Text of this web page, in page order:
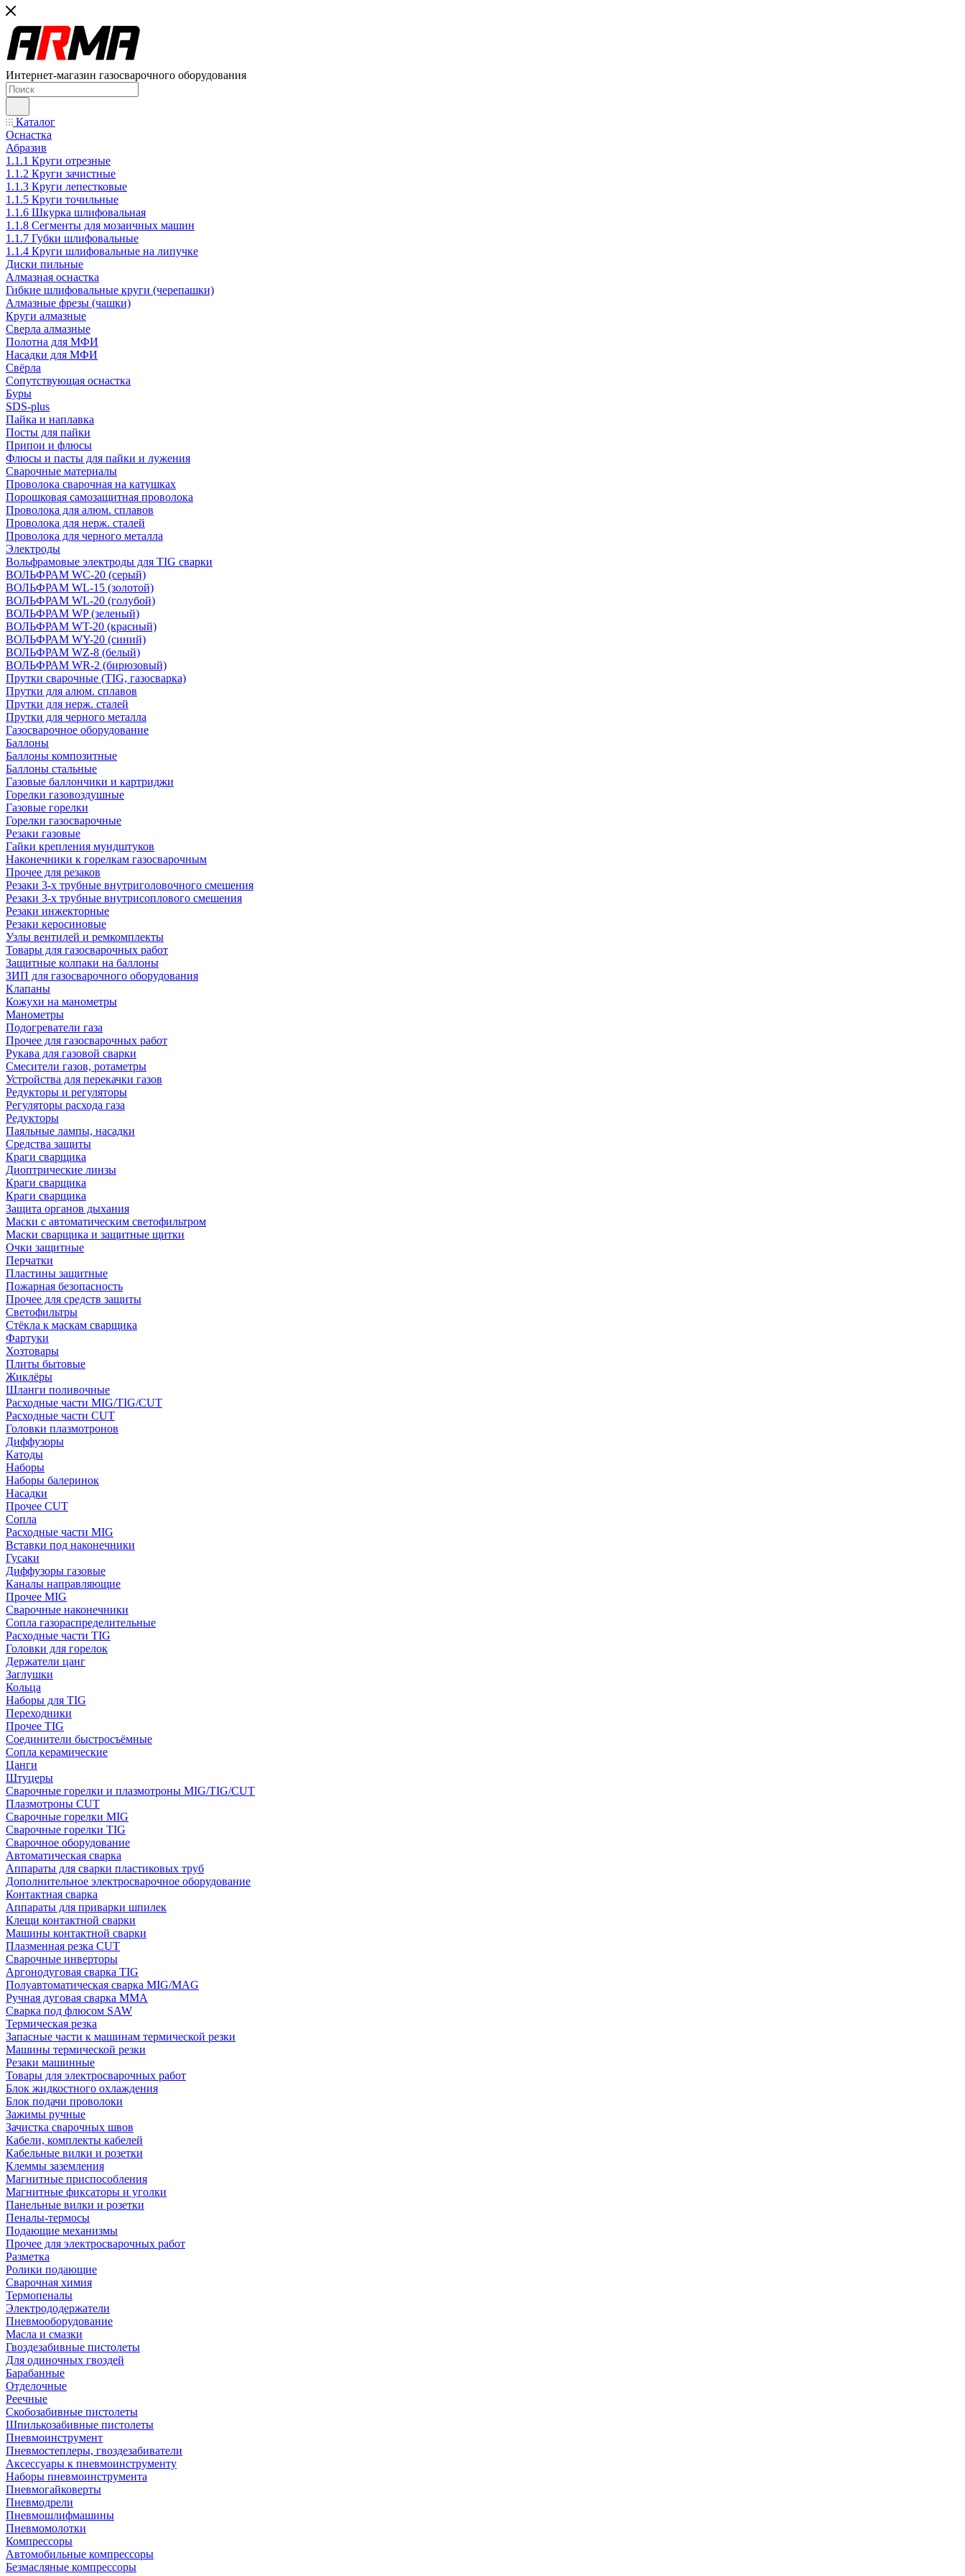
Интернет-магазин газосварочного оборудования
Каталог
Оснастка
Абразив
1.1.1 Круги отрезные
1.1.2 Круги зачистные
1.1.3 Круги лепестковые
1.1.5 Круги точильные
1.1.6 Шкурка шлифовальная
1.1.8 Сегменты для мозаичных машин
1.1.7 Губки шлифовальные
1.1.4 Круги шлифовальные на липучке
Диски пильные
Алмазная оснастка
Гибкие шлифовальные круги (черепашки)
Алмазные фрезы (чашки)
Круги алмазные
Сверла алмазные
Полотна для МФИ
Насадки для МФИ
Свёрла
Сопутствующая оснастка
Буры
SDS-plus
Пайка и наплавка
Посты для пайки
Припои и флюсы
Флюсы и пасты для пайки и лужения
Сварочные материалы
Проволока сварочная на катушках
Порошковая самозащитная проволока
Проволока для алюм. сплавов
Проволока для нерж. сталей
Проволока для черного металла
Электроды
Вольфрамовые электроды для TIG сварки
ВОЛЬФРАМ WC-20 (серый)
ВОЛЬФРАМ WL-15 (золотой)
ВОЛЬФРАМ WL-20 (голубой)
ВОЛЬФРАМ WP (зеленый)
ВОЛЬФРАМ WT-20 (красный)
ВОЛЬФРАМ WY-20 (синий)
ВОЛЬФРАМ WZ-8 (белый)
ВОЛЬФРАМ WR-2 (бирюзовый)
Прутки сварочные (TIG, газосварка)
Прутки для алюм. сплавов
Прутки для нерж. сталей
Прутки для черного металла
Газосварочное оборудование
Баллоны
Баллоны композитные
Баллоны стальные
Газовые баллончики и картриджи
Горелки газовоздушные
Газовые горелки
Горелки газосварочные
Резаки газовые
Гайки крепления мундштуков
Наконечники к горелкам газосварочным
Прочее для резаков
Резаки 3-х трубные внутриголовочного смешения
Резаки 3-х трубные внутрисоплового смешения
Резаки инжекторные
Резаки керосиновые
Узлы вентилей и ремкомплекты
Товары для газосварочных работ
Защитные колпаки на баллоны
ЗИП для газосварочного оборудования
Клапаны
Кожухи на манометры
Манометры
Подогреватели газа
Прочее для газосварочных работ
Рукава для газовой сварки
Смесители газов, ротаметры
Устройства для перекачки газов
Редукторы и регуляторы
Регуляторы расхода газа
Редукторы
Паяльные лампы, насадки
Средства защиты
Краги сварщика
Диоптрические линзы
Краги сварщика
Краги сварщика
Защита органов дыхания
Маски с автоматическим светофильтром
Маски сварщика и защитные щитки
Очки защитные
Перчатки
Пластины защитные
Пожарная безопасность
Прочее для средств защиты
Светофильтры
Стёкла к маскам сварщика
Фартуки
Хозтовары
Плиты бытовые
Жиклёры
Шланги поливочные
Расходные части MIG/TIG/CUT
Расходные части CUT
Головки плазмотронов
Диффузоры
Катоды
Наборы
Наборы балеринок
Насадки
Прочее CUT
Сопла
Расходные части MIG
Вставки под наконечники
Гусаки
Диффузоры газовые
Каналы направляющие
Прочее MIG
Сварочные наконечники
Сопла газораспределительные
Расходные части TIG
Головки для горелок
Держатели цанг
Заглушки
Кольца
Наборы для TIG
Переходники
Прочее TIG
Соединители быстросъёмные
Сопла керамические
Цанги
Штуцеры
Сварочные горелки и плазмотроны MIG/TIG/CUT
Плазмотроны CUT
Сварочные горелки MIG
Сварочные горелки TIG
Сварочное оборудование
Автоматическая сварка
Аппараты для сварки пластиковых труб
Дополнительное электросварочное оборудование
Контактная сварка
Аппараты для приварки шпилек
Клещи контактной сварки
Машины контактной сварки
Плазменная резка CUT
Сварочные инверторы
Аргонодуговая сварка TIG
Полуавтоматическая сварка MIG/MAG
Ручная дуговая сварка MMA
Сварка под флюсом SAW
Термическая резка
Запасные части к машинам термической резки
Машины термической резки
Резаки машинные
Товары для электросварочных работ
Блок жидкостного охлаждения
Блок подачи проволоки
Зажимы ручные
Зачистка сварочных швов
Кабели, комплекты кабелей
Кабельные вилки и розетки
Клеммы заземления
Магнитные приспособления
Магнитные фиксаторы и уголки
Панельные вилки и розетки
Пеналы-термосы
Подающие механизмы
Прочее для электросварочных работ
Разметка
Ролики подающие
Сварочная химия
Термопеналы
Электрододержатели
Пневмооборудование
Масла и смазки
Гвоздезабивные пистолеты
Для одиночных гвоздей
Барабанные
Отделочные
Реечные
Скобозабивные пистолеты
Шпилькозабивные пистолеты
Пневмоинструмент
Пневмостеплеры, гвоздезабиватели
Аксессуары к пневмоинструменту
Наборы пневмоинструмента
Пневмогайковерты
Пневмодрели
Пневмошлифмашины
Пневмомолотки
Компрессоры
Автомобильные компрессоры
Безмасляные компрессоры